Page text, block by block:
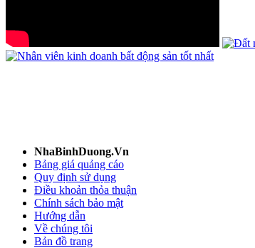
NhaBinhDuong.Vn
Bảng giá quảng cáo
Quy định sử dụng
Điều khoản thỏa thuận
Chính sách bảo mật
Hướng dẫn
Về chúng tôi
Bản đồ trang